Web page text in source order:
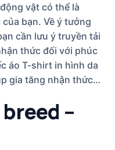
vật có thể là
bạn. Về ý tưởng
cần lưu ý truyền tải
thức đối với phúc
áo T-shirt in hình da
gia tăng nhận thức…
–